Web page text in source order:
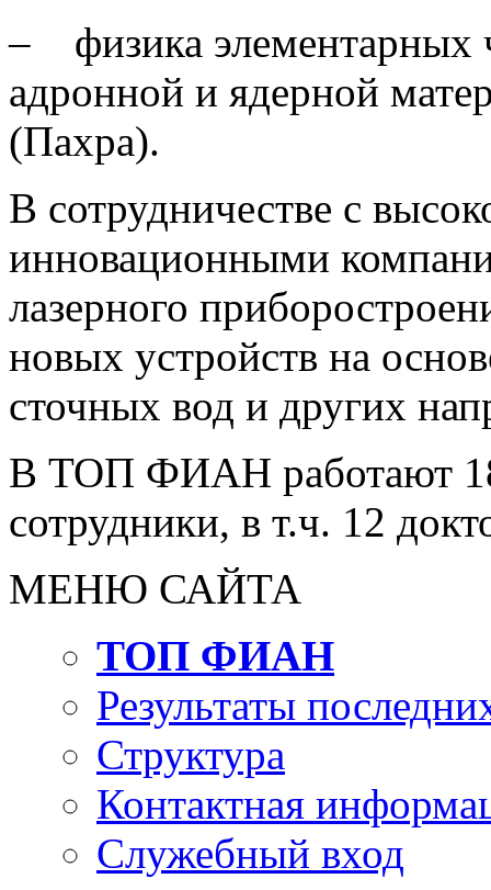
‒ физика элементарных
адронной и ядерной
(Пахра).
В сотрудничестве с
инновационными
лазерного
новых устройств на
сточных вод и других
В ТОП ФИАН работают
сотрудники, в т.ч. 12
МЕНЮ САЙТА
ТОП ФИАН
Результаты
Структура
Контактная
Служебный вход